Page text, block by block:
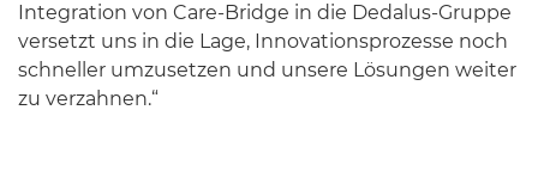
Integration von Care-Bridge in die Dedalus-Gruppe
versetzt uns in die Lage, Innovationsprozesse noch
schneller umzusetzen und unsere Lösungen weiter
zu verzahnen.“